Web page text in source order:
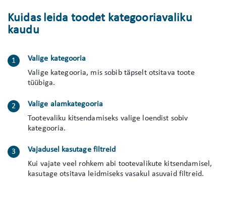
Kuidas leida toodet kategooriavaliku
kaudu
Valige kategooria
Valige kategooria, mis sobib täpselt otsitava toote
tüübiga.
Valige alamkategooria
Tootevaliku kitsendamiseks valige loendist sobiv
kategooria.
Vajadusel kasutage filtreid
Kui vajate veel rohkem abi tootevalikute kitsendamisel,
kasutage otsitava leidmiseks vasakul asuvaid filtreid.